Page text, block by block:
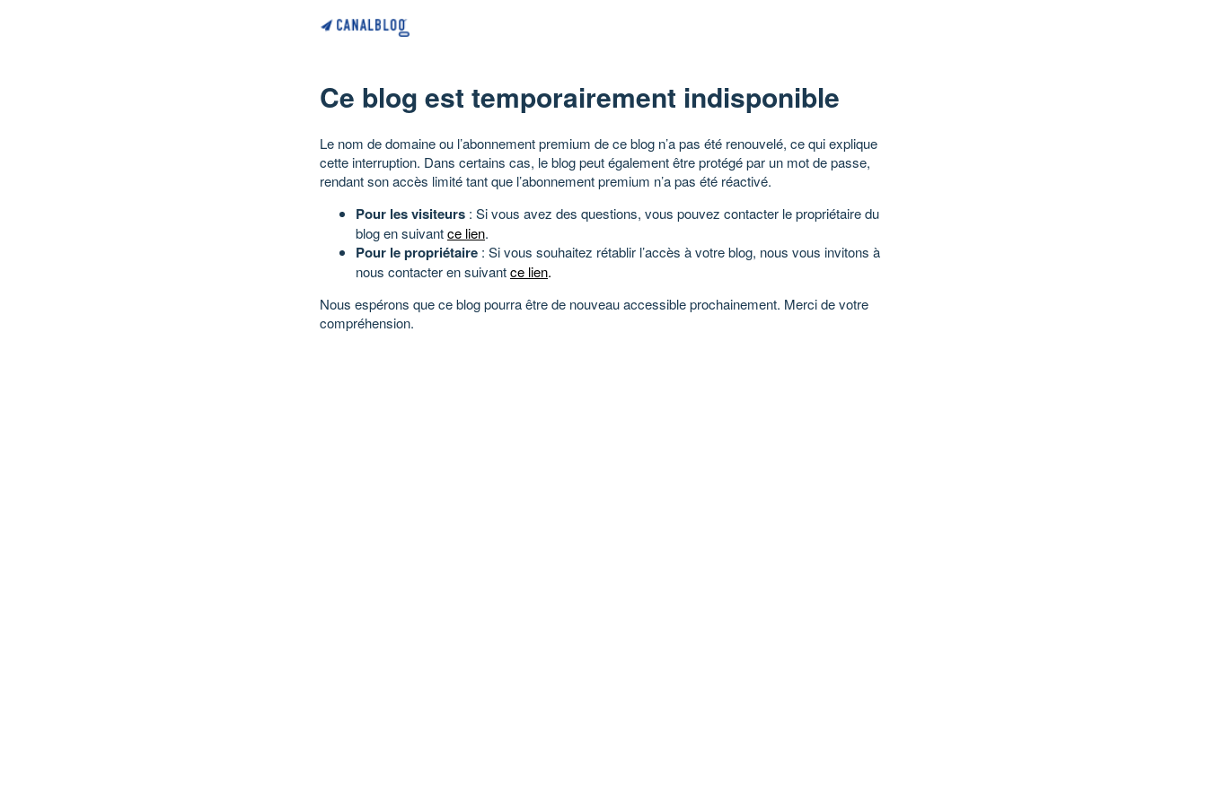
Ce blog est temporairement indisponible
Le nom de domaine ou l’abonnement premium de ce blog n’a pas été renouvelé, ce qui explique
cette interruption. Dans certains cas, le blog peut également être protégé par un mot de passe,
rendant son accès limité tant que l’abonnement premium n’a pas été réactivé.
Pour les visiteurs : Si vous avez des questions, vous pouvez contacter le propriétaire du
blog en suivantce lien.
Pour le propriétaire : Si vous souhaitez rétablir l’accès à votre blog, nous vous invitons à
nous contacter en suivantce lien.
Nous espérons que ce blog pourra être de nouveau accessible prochainement. Merci de votre
compréhension.